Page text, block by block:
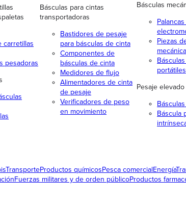
carretillas
pesadoras
Básculas para cintas
transportadoras
Bastidores de pesaje
para básculas de cinta
Componentes de
básculas de cinta
Medidores de flujo
Alimentadores de cinta
de pesaje
Verificadores de peso
en movimiento
Básculas
Piezas
portátiles
Pesaje elevado
Báscula
TransporteProductos químicosPesca comercialEnergía
Fuerzas militares y de orden públicoProductos